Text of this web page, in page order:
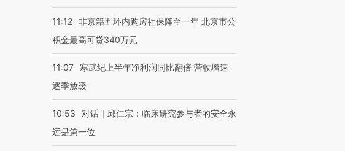
11:12 非京籍五环内购房社保降至一年 北京市公
积金最高可贷340万元
11:07
寒武纪上半年净利润同比翻倍 营收增速
逐季放缓
10:53
对话｜邱仁宗：临床研究参与者的安全永
远是第一位